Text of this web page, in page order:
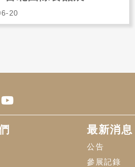
20
最新消息
公告
參展記錄